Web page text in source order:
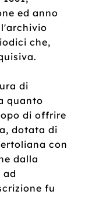
ed anno
che,
di
quanto
di offrire
dotata di
con
dalla
ad
fu